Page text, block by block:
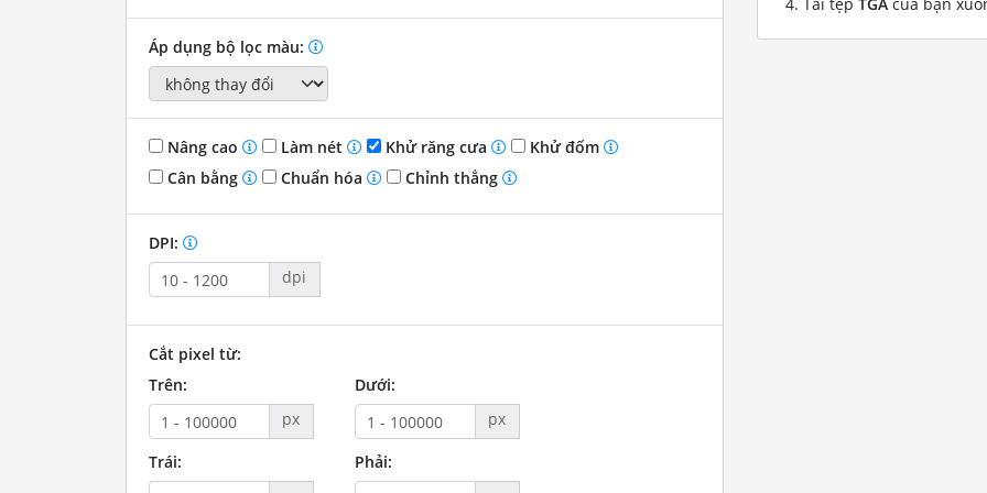
Áp dụng bộ lọc màu:
Nâng cao Làm nét Khử răng cưa
Khử đốm
Cân bằng
Chuẩn hóa Chỉnh thẳng
DPI:
dpi
Cắt pixel từ:
Trên:
px
Dưới:
px
Trái:
Phải: